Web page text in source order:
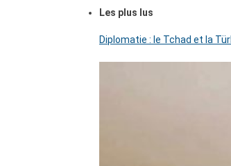
Les plus lus
Diplomatie : le Tchad et la